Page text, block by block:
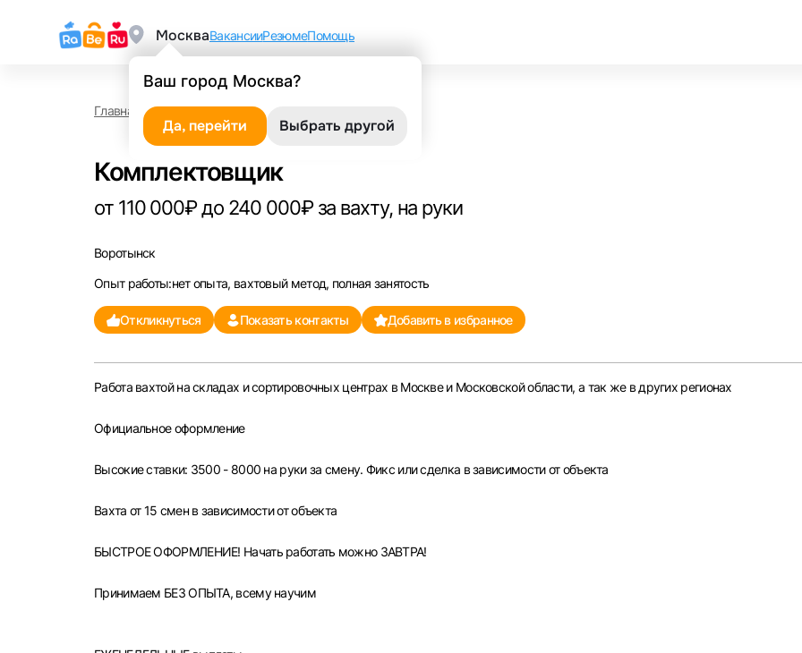
Москва
Ваш город Москва?
Да, перейти Выбрать другой
ВакансииРезюмеПомощь
Главная Работа в Воротынске
Комплектовщик
от 110 000₽ до 240 000₽ за вахту, на руки
Воротынск
Опыт работы:нет опыта, вахтовый метод, полная занятость
Откликнуться Показать контакты Добавить в избранное
Работа вахтой на складах и сортировочных центрах в Москве и Московской области, а так же в других регионах
Официальное оформление
Высокие ставки: 3500 - 8000 на руки за смену. Фикс или сделка в зависимости от объекта
Вахта от 15 смен в зависимости от объекта
БЫСТРОЕ ОФОРМЛЕНИЕ! Начать работать можно ЗАВТРА!
Принимаем БЕЗ ОПЫТА, всему научим